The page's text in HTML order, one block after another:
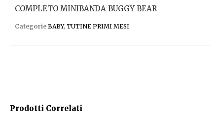
Prodotti Correlati
COMPLETO MINIBANDA BUGGY BEAR
Categorie BABY, TUTINE PRIMI MESI